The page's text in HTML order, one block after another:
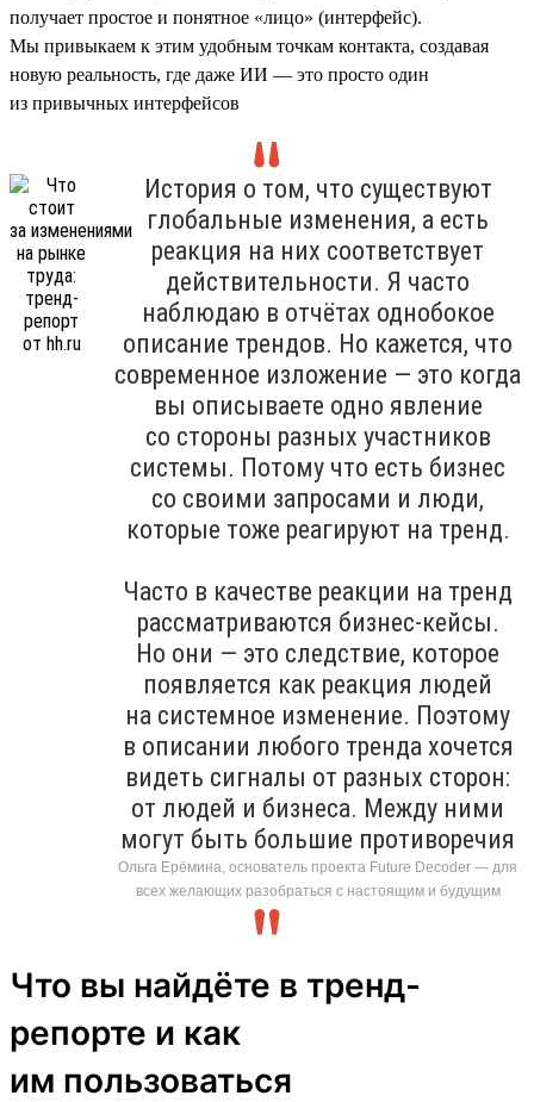
получает простое и понятное «лицо» (интерфейс).
Мы привыкаем к этим удобным точкам контакта, создавая
новую реальность, где даже ИИ — это просто один
из привычных интерфейсов
История о том, что существуют
глобальные изменения, а есть
реакция на них соответствует
действительности. Я часто
наблюдаю в отчётах однобокое
описание трендов. Но кажется, что
современное изложение — это когда
вы описываете одно явление
со стороны разных участников
системы. Потому что есть бизнес
со своими запросами и люди,
которые тоже реагируют на тренд.
Часто в качестве реакции на тренд
рассматриваются бизнес-кейсы.
Но они — это следствие, которое
появляется как реакция людей
на системное изменение. Поэтому
в описании любого тренда хочется
видеть сигналы от разных сторон:
от людей и бизнеса. Между ними
могут быть большие противоречия
Ольга Ерёмина, основатель проекта Future Decoder — для
всех желающих разобраться с настоящим и будущим
Что вы найдёте в тренд-
репорте и как
им пользоваться